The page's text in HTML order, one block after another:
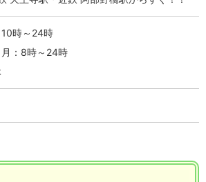
時～24時
：8時～24時